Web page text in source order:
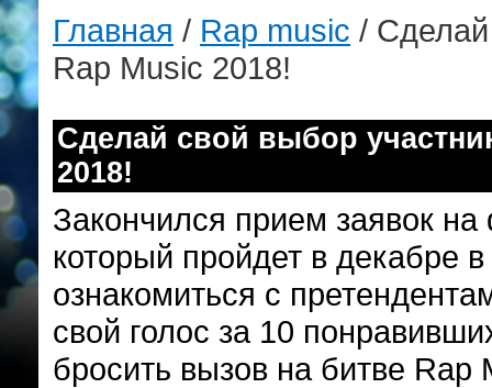
Главная / Rap music / Сделай
Rap Music 2018!
Сделай свой выбор
2018!
Закончился прием заявок
который пройдет в декабре
ознакомиться с
свой голос за 10
бросить вызов на битве Rap